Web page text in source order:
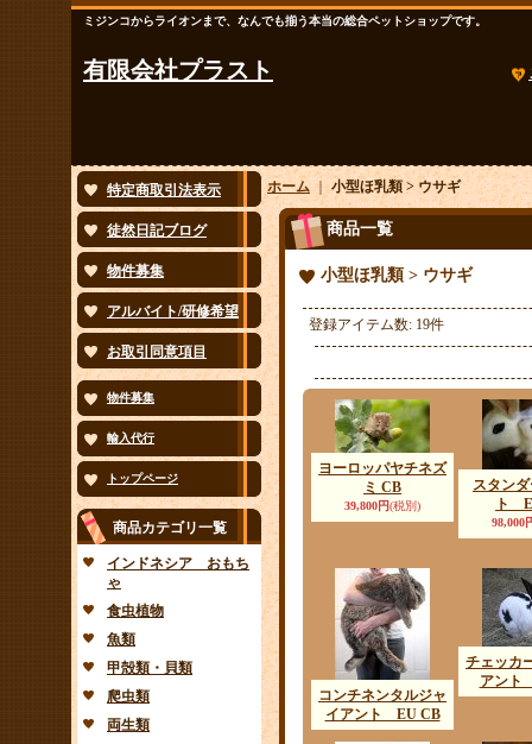
ミジンコからライオンまで、なんでも揃う本当の総合ペットショップです。
有限会社プラスト
特定商取引法表示
徒然日記ブログ
物件募集
アルバイト/研修希望
お取引同意項目
物件募集
輸入代行
トップページ
商品カテゴリ一覧
インドネシア おもち
ゃ
食虫植物
魚類
甲殻類・貝類
爬虫類
両生類
ホーム｜小型ほ乳類 > ウサギ
商品一覧
小型ほ乳類 > ウサギ
登録アイテム数: 19件
ヨーロッパヤチネズ
ミ CB
39,800円(税別)
スタン
ト
98,000
コンチネンタルジャ
イアント EU CB
チェッカ
アント